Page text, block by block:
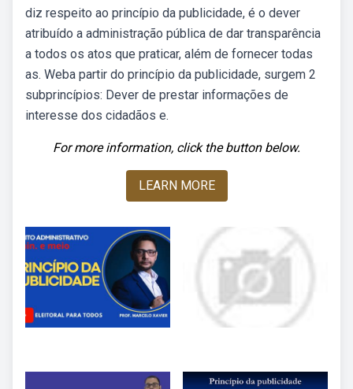
diz respeito ao princípio da publicidade, é o dever
atribuído a administração pública de dar transparência
a todos os atos que praticar, além de fornecer todas
as. Weba partir do princípio da publicidade, surgem 2
subprincípios: Dever de prestar informações de
interesse dos cidadãos e.
For more information, click the button below.
LEARN MORE